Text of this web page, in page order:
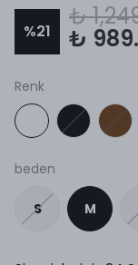
%21
₺
₺
Renk
beden
S M